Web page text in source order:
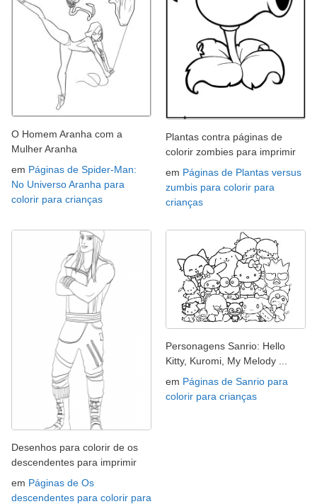
O Homem Aranha com a
Mulher Aranha
em Páginas de Spider-Man:
No Universo Aranha para
colorir para crianças
Plantas contra páginas de
colorir zombies para imprimir
em Páginas de Plantas versus
zumbis para colorir para
crianças
Desenhos para colorir de os
descendentes para imprimir
em Páginas de Os
descendentes para colorir para
Personagens Sanrio: Hello
Kitty, Kuromi, My Melody ...
em Páginas de Sanrio para
colorir para crianças